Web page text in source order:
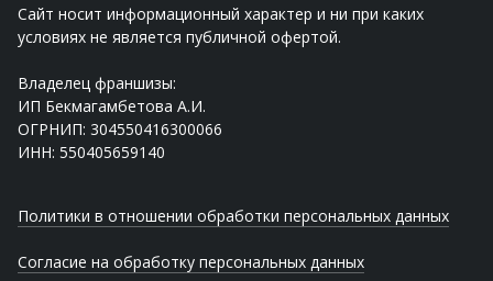
Сайт носит информационный характер и ни при каких
условиях не является публичной офертой.
Владелец франшизы:
ИП Бекмагамбетова А.И.
ОГРНИП: 304550416300066
ИНН: 550405659140
Политики в отношении обработки персональных данных
Согласие на обработку персональных данных